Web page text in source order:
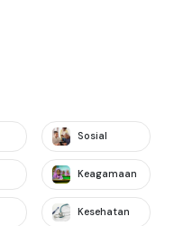
Sosial
Keagamaan
Kesehatan